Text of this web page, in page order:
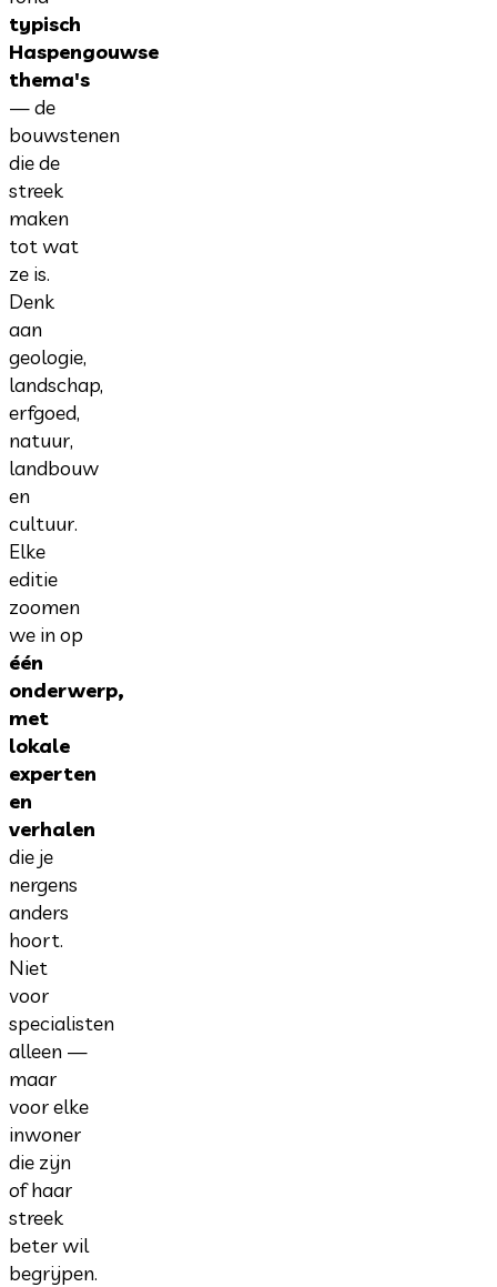
typisch
Haspengouwse
thema's
— de
bouwstenen
die de
streek
maken
tot wat
ze is.
Denk
aan
geologie,
landschap,
erfgoed,
natuur,
landbouw
en
cultuur.
Elke
editie
zoomen
we in op
één
onderwerp,
met
lokale
experten
en
verhalen
die je
nergens
anders
hoort.
Niet
voor
specialisten
alleen —
maar
voor elke
inwoner
die zijn
of haar
streek
beter wil
begrijpen.